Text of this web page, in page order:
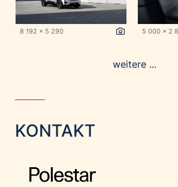
8 192 x 5 290 5 000 x 2
weitere ...
KONTAKT